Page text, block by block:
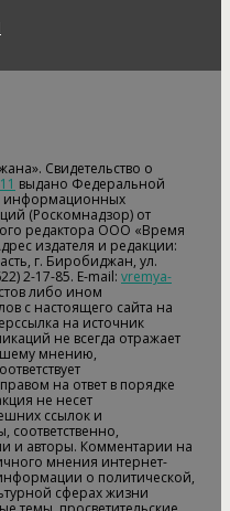
Свидетельство о
выдано Федеральной
информационных
(Роскомнадзор) от
редактора ООО «Время
издателя и редакции:
г. Биробиджан, ул.
2-17-85. E-mail: vremya-
либо ином
с настоящего сайта на
на источник
не всегда отражает
мнению,
на ответ в порядке
не несет
ссылок и
соответственно,
и авторы. Комментарии на
мнения интернет-
о политической,
сферах жизни